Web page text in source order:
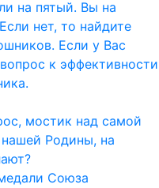
на пятый. Вы на
нет, то найдите
Если у Вас
к эффективности
мостик над самой
Родины, на
Союза